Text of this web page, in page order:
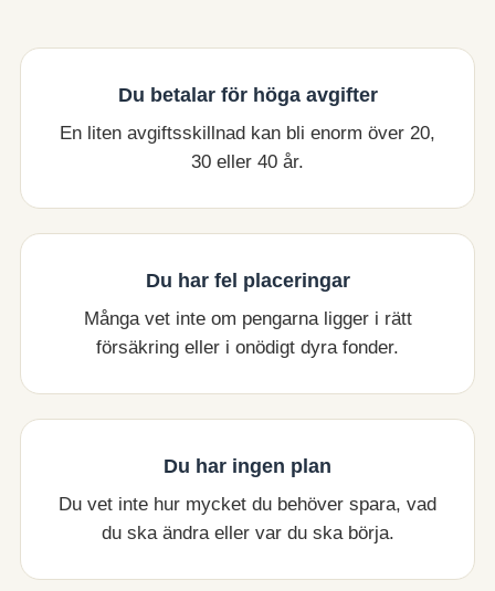
Du betalar för höga avgifter
En liten avgiftsskillnad kan bli enorm över 20,
30 eller 40 år.
Du har fel placeringar
Många vet inte om pengarna ligger i rätt
försäkring eller i onödigt dyra fonder.
Du har ingen plan
Du vet inte hur mycket du behöver spara, vad
du ska ändra eller var du ska börja.